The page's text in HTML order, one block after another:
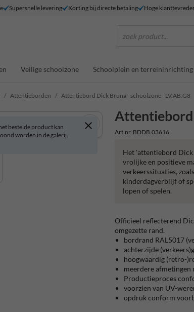
Supersnelle levering Korting bij directe betaling Hoge
zoek product...
Veilige schoolzone Schoolplein en terreininrichting
Attentieborden Attentiebord Dick Bruna - schoolzone - LV.AB.G8
Attentiebord
Art.nr. BDDB.03616
bestelde product kan
worden in de galerij.
Het 'attentiebord Dick
vrolijke en positieve
verkeerssituaties,
kinderdagverblijf of
lopen of spelen.
Officieel reflecterend
omgezette rand.
bordrand RAL5017
achterzijde
hoogwaardig (retro-
meerdere afmetingen
Productieproces
voorzien van UV-
opdruk conform